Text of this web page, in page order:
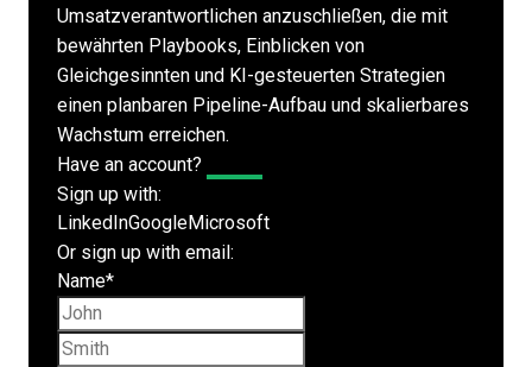
Umsatzverantwortlichen anzuschließen, die mit
bewährten Playbooks, Einblicken von
Gleichgesinnten und KI-gesteuerten Strategien
einen planbaren Pipeline-Aufbau und skalierbares
Wachstum erreichen.
Have an account?
Sign up with:
LinkedInGoogleMicrosoft
Or sign up with email:
Name*